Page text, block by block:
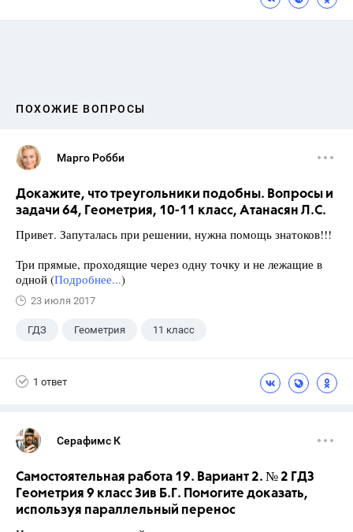
ПОХОЖИЕ ВОПРОСЫ
Марго Робби
Докажите, что треугольники подобны. Вопросы и
задачи 64, Геометрия, 10-11 класс, Атанасян Л.С.
Привет. Запуталась при решении, нужна помощь знатоков!!!
Три прямые, проходящие через одну точку и не лежащие в
одной (Подробнее...)
23 июля 2017
ГДЗ Геометрия 11 класс
1 ответ
Серафимс К
Самостоятельная работа 19. Вариант 2. № 2 ГДЗ
Геометрия 9 класс Зив Б.Г. Помогите доказать,
используя параллельный перенос